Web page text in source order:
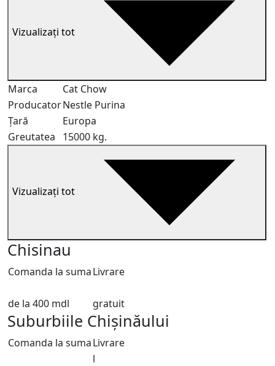
Vizualizați tot
Marca
Cat Chow
ProducatorNestle Purina
Țară
Europa
Greutatea
15000 kg.
Vizualizați tot
Chisinau
Comanda la sumaLivrare
de la 400 mdl gratuit
Suburbiile Chișinăului
Comanda la sumaLivrare
l